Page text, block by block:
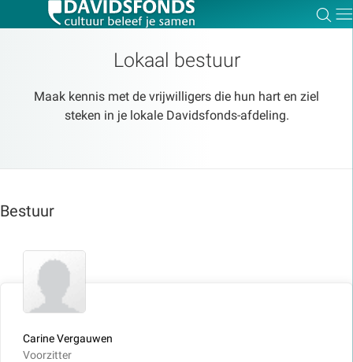
Lokaal bestuur
Maak kennis met de vrijwilligers die hun hart en ziel
steken in je lokale Davidsfonds-afdeling.
Bestuur
Carine Vergauwen
Voorzitter
Zoeken